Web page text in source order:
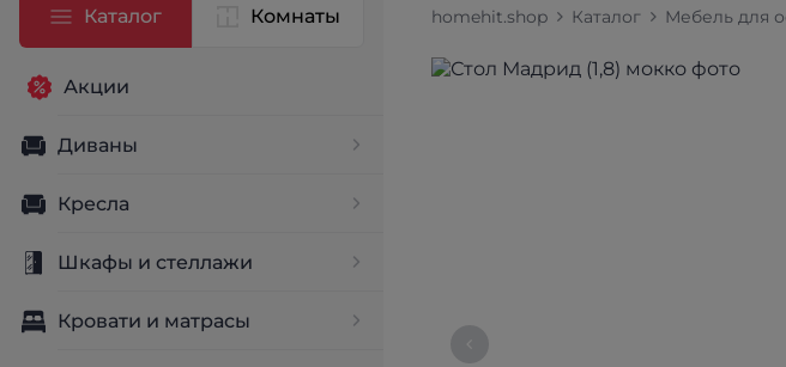
Каталог Комнаты
Акции
Диваны
Кресла
Шкафы и стеллажи
Кровати и матрасы
homehit.shop Каталог Мебель для